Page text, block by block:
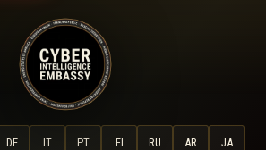
DE IT PT FI RU AR JA